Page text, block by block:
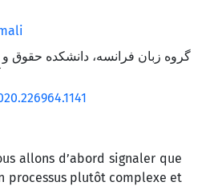
گروه زبان فرانسه، دانشکده حقوق و
allons d’abord signaler que
processus plutôt complexe et